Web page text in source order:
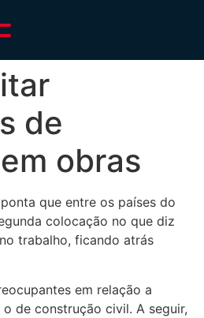
de
obras
que entre os países do
colocação no que diz
trabalho, ficando atrás
em relação a
de construção civil. A seguir,